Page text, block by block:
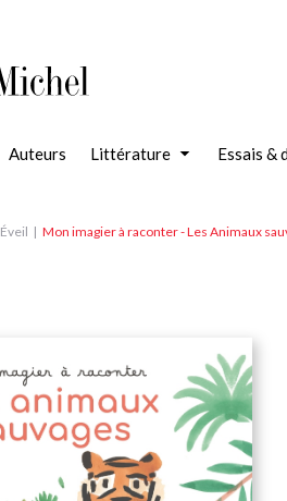
Auteurs Littérature Essais &
Éveil Mon imagier à raconter - Les Animaux